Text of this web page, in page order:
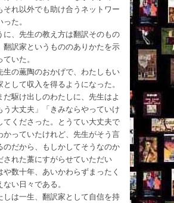
それ以外でも助け合うネットワー
た。
、先生の教え方は翻訳そのもの
翻訳家というもののありかたを示
いた。
の薫陶のおかげで、わたしもい
して収入を得るようになった。
だ駆け出しのわたしに、先生はよ
う大丈夫」「きみならやっていけ
てくださった。とうてい大丈夫で
かっていたけれど、先生がそう言
のだから、もしかしてそうなのか
された藁にすがらせていただい
や数十年、あいかわらずまったく
い日々である。
は一生、翻訳家として自信を持